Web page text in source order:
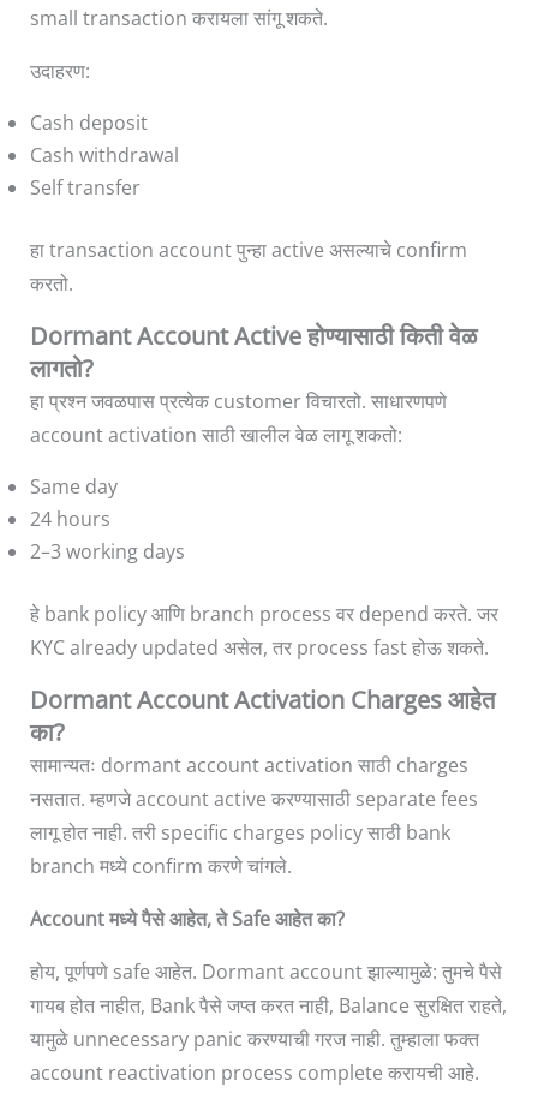
small transaction करायला सांगू शकते.
उदाहरण:
Cash deposit
Cash withdrawal
Self transfer
हा transaction account पुन्हा active असल्याचे confirm
करतो.
Dormant Account Active होण्यासाठी किती वेळ
लागतो?
हा प्रश्न जवळपास प्रत्येक customer विचारतो. साधारणपणे
account activation साठी खालील वेळ लागू शकतो:
Same day
24 hours
2–3 working days
हे bank policy आणि branch process वर depend करते. जर
KYC already updated असेल, तर process fast होऊ शकते.
Dormant Account Activation Charges आहेत
का?
सामान्यतः dormant account activation साठी charges
नसतात. म्हणजे account active करण्यासाठी separate fees
लागू होत नाही. तरी specific charges policy साठी bank
branch मध्ये confirm करणे चांगले.
Account मध्ये पैसे आहेत, ते Safe आहेत का?
होय, पूर्णपणे safe आहेत. Dormant account झाल्यामुळे: तुमचे पैसे
गायब होत नाहीत, Bank पैसे जप्त करत नाही, Balance सुरक्षित राहते,
यामुळे unnecessary panic करण्याची गरज नाही. तुम्हाला फक्त
account reactivation process complete करायची आहे.